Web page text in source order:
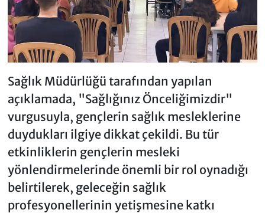
Sağlık Müdürlüğü tarafından yapılan
açıklamada, "Sağlığınız Önceliğimizdir"
vurgusuyla, gençlerin sağlık mesleklerine
duydukları ilgiye dikkat çekildi. Bu tür
etkinliklerin gençlerin mesleki
yönlendirmelerinde önemli bir rol oynadığı
belirtilerek, geleceğin sağlık
profesyonellerinin yetişmesine katkı